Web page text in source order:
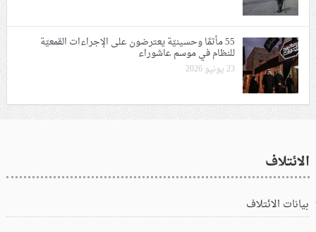
55 مأتمًا وحسينيّة يعترضون على الإجراءات القمعيّة
للنظام في موسم عاشوراء
23 يونيو 2026
الائتلاف
بيانات الائتلاف